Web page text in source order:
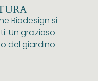
Biodesign si
Un grazioso
del giardino